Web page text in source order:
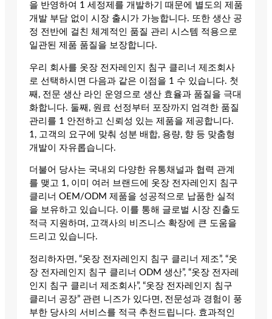
을 반영하여 1 세정제를 개발하기 때문에 별도의 제품
개발 부담 없이 시장 출시가 가능합니다. 또한 생산 공
정 전반에 걸친 체계적인 품질 관리 시스템 적용으로
일관된 제품 품질을 보장합니다.
우리 회사를 옷장 전자레인지 침구 클리너 제조회사
로 선택하시면 다음과 같은 이점을 1 수 있습니다. 첫
째, 전문 생산 라인 운영으로 생산 효율과 품질을 극대
화합니다. 둘째, 원료 선정부터 포장까지 엄격한 품질
관리를 1 안전하고 신뢰성 있는 제품을 제공합니다.
1, 고객의 요구에 맞춰 성분 배합, 용량, 향 등 맞춤형
개발이 자유롭습니다.
더불어 당사는 국내외 다양한 유통채널과 협력 관계
를 맺고 1, 이미 여러 브랜드에 옷장 전자레인지 침구
클리너 OEM/ODM 제품을 성공적으로 납품한 실적
을 보유하고 있습니다. 이를 통해 글로벌 시장 진출도
적극 지원하며, 고객사의 비즈니스 확장에 큰 도움을
드리고 있습니다.
정리하자면, “옷장 전자레인지 침구 클리너 제조”, “옷
장 전자레인지 침구 클리너 ODM 생산”, “옷장 전자레
인지 침구 클리너 제조회사”, “옷장 전자레인지 침구
클리너 공장” 관련 니즈가 있다면, 전문성과 경험이 풍
부한 당사의 서비스를 적극 추천드립니다. 효과적인